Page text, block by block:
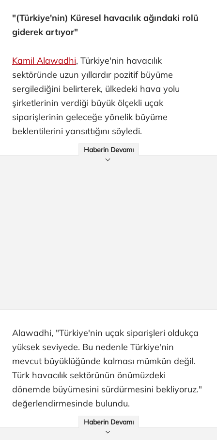
"(Türkiye'nin) Küresel havacılık ağındaki rolü
giderek artıyor"
Kamil Alawadhi, Türkiye'nin havacılık
sektöründe uzun yıllardır pozitif büyüme
sergilediğini belirterek, ülkedeki hava yolu
şirketlerinin verdiği büyük ölçekli uçak
siparişlerinin geleceğe yönelik büyüme
beklentilerini yansıttığını söyledi.
Haberin Devamı
Alawadhi, "Türkiye'nin uçak siparişleri oldukça
yüksek seviyede. Bu nedenle Türkiye'nin
mevcut büyüklüğünde kalması mümkün değil.
Türk havacılık sektörünün önümüzdeki
dönemde büyümesini sürdürmesini bekliyoruz."
değerlendirmesinde bulundu.
Haberin Devamı